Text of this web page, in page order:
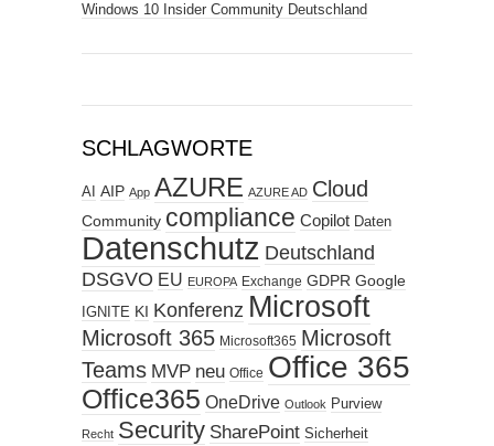
Windows 10 Insider Community Deutschland
SCHLAGWORTE
AI AIP App AZURE AZURE AD Cloud
Community compliance Copilot Daten
Datenschutz Deutschland
DSGVO EU EUROPA Exchange GDPR Google
IGNITE KI Konferenz Microsoft
Microsoft 365 Microsoft365 Microsoft
Teams MVP neu Office Office 365
Office365 OneDrive Outlook Purview
Recht Security SharePoint Sicherheit